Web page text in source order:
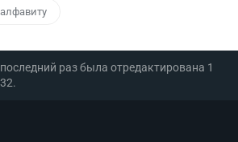
раз была отредактирована 1